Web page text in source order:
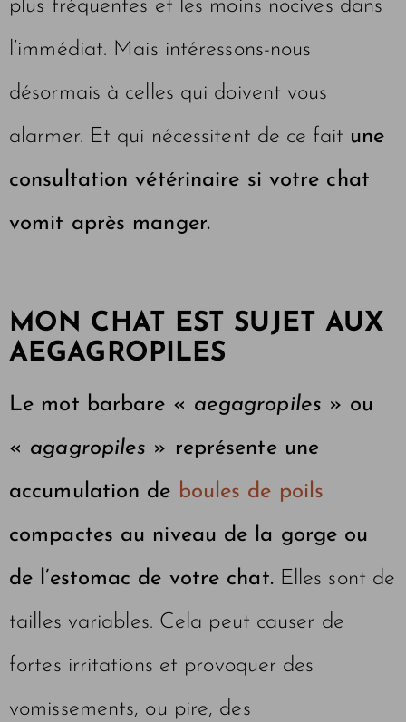
plus fréquentes et les moins nocives dans
l’immédiat. Mais intéressons-nous
désormais à celles qui doivent vous
alarmer. Et qui nécessitent de ce fait une
consultation vétérinaire si votre chat
vomit après manger.
MON CHAT EST SUJET AUX
AEGAGROPILES
Le mot barbare « aegagropiles » ou
« agagropiles » représente une
accumulation de boules de poils
compactes au niveau de la gorge ou
de l’estomac de votre chat.Elles sont de
tailles variables. Cela peut causer de
fortes irritations et provoquer des
vomissements, ou pire, des